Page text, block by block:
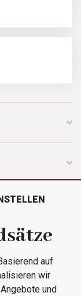
auf
wir
und